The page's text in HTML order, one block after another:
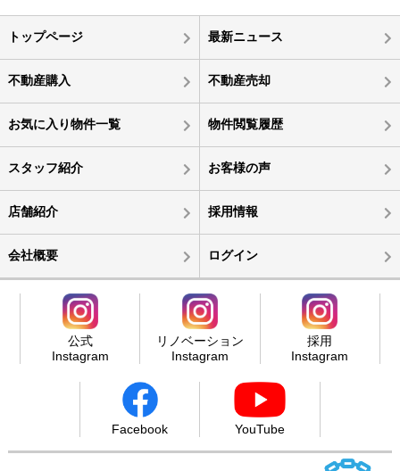
トップページ 最新ニュース
不動産購入 不動産売却
お気に入り物件一覧 物件閲覧履歴
スタッフ紹介 お客様の声
店舗紹介 採用情報
会社概要 ログイン
公式
Instagram
リノベーション
Instagram
採用
Instagram
Facebook YouTube